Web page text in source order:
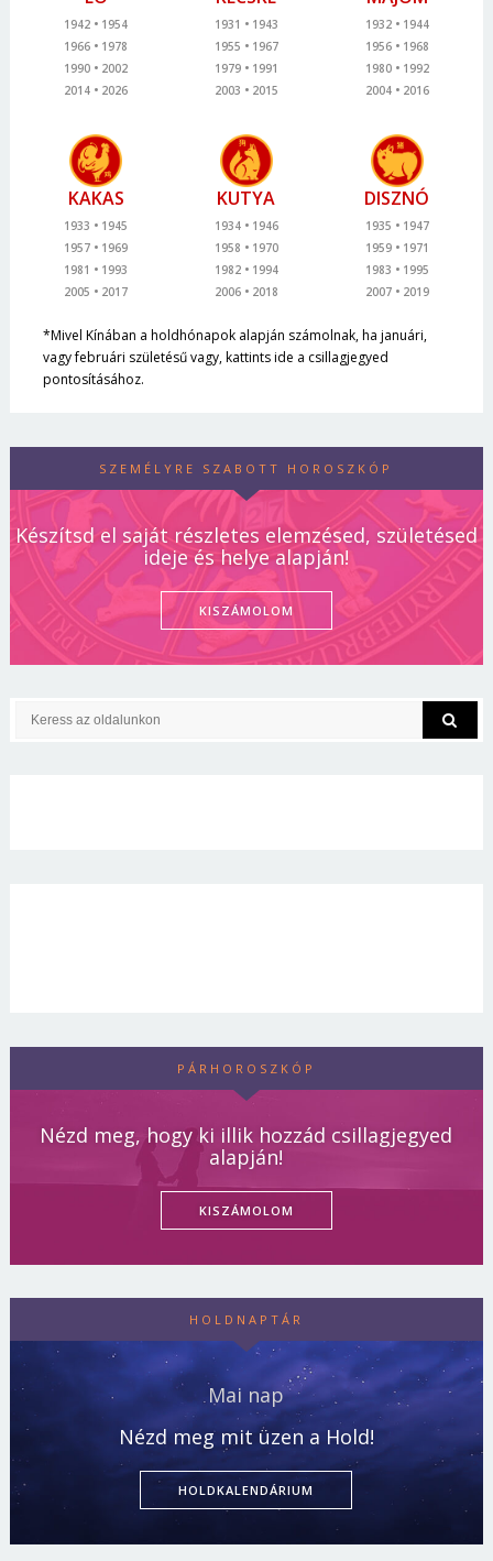
1942
1954
1966
1978
1990
2002
2014
2026
1931
1943
1955
1967
1979
1991
2003
2015
1932
1944
1956
1968
1980
1992
2004
2016
KAKAS
1933
1945
1957
1969
1981
1993
2005
2017
KUTYA
1934
1946
1958
1970
1982
1994
2006
2018
DISZNÓ
1935
1947
1959
1971
1983
1995
2007
2019
*Mivel Kínában a holdhónapok alapján számolnak, ha januári,
vagy februári születésű vagy, kattints ide a csillagjegyed
pontosításához.
SZEMÉLYRE SZABOTT HOROSZKÓP
Készítsd el saját részletes elemzésed, születésed
ideje és helye alapján!
KISZÁMOLOM
PÁRHOROSZKÓP
Nézd meg, hogy ki illik hozzád csillagjegyed
alapján!
KISZÁMOLOM
HOLDNAPTÁR
Mai nap
Nézd meg mit üzen a Hold!
HOLDKALENDÁRIUM